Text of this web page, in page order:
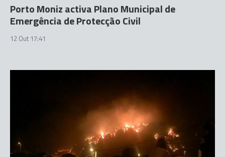
Porto Moniz activa Plano Municipal de
Emergência de Protecção Civil
12 Out 17:41